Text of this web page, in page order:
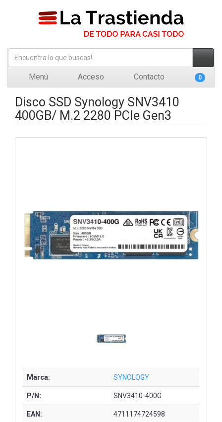
Menú Acceso Contacto 0
Disco SSD Synology SNV3410
400GB/ M.2 2280 PCIe Gen3
Marca: SYNOLOGY
P/N: SNV3410-400G
EAN: 4711174724598